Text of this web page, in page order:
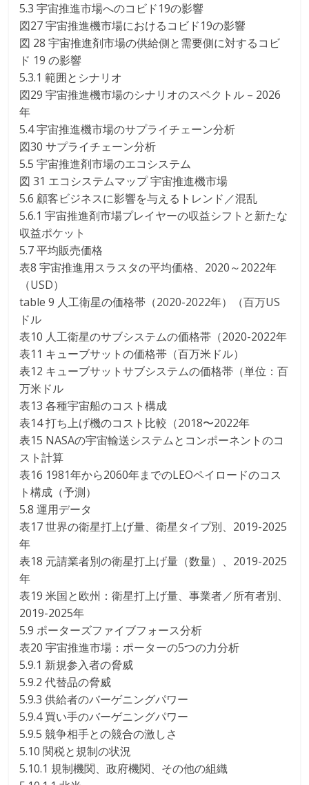
5.3 宇宙推進市場へのコビド19の影響
図27 宇宙推進機市場におけるコビド19の影響
図 28 宇宙推進剤市場の供給側と需要側に対するコビ
ド 19 の影響
5.3.1 範囲とシナリオ
図29 宇宙推進機市場のシナリオのスペクトル – 2026
年
5.4 宇宙推進機市場のサプライチェーン分析
図30 サプライチェーン分析
5.5 宇宙推進剤市場のエコシステム
図 31 エコシステムマップ 宇宙推進機市場
5.6 顧客ビジネスに影響を与えるトレンド／混乱
5.6.1 宇宙推進剤市場プレイヤーの収益シフトと新たな
収益ポケット
5.7 平均販売価格
表8 宇宙推進用スラスタの平均価格、2020～2022年
（USD）
table 9 人工衛星の価格帯（2020-2022年）（百万US
ドル
表10 人工衛星のサブシステムの価格帯（2020-2022年
表11 キューブサットの価格帯（百万米ドル）
表12 キューブサットサブシステムの価格帯（単位：百
万米ドル
表13 各種宇宙船のコスト構成
表14 打ち上げ機のコスト比較（2018〜2022年
表15 NASAの宇宙輸送システムとコンポーネントのコ
スト計算
表16 1981年から2060年までのLEOペイロードのコス
ト構成（予測）
5.8 運用データ
表17 世界の衛星打上げ量、衛星タイプ別、2019-2025
年
表18 元請業者別の衛星打上げ量（数量）、2019-2025
年
表19 米国と欧州：衛星打上げ量、事業者／所有者別、
2019-2025年
5.9 ポーターズファイブフォース分析
表20 宇宙推進市場：ポーターの5つの力分析
5.9.1 新規参入者の脅威
5.9.2 代替品の脅威
5.9.3 供給者のバーゲニングパワー
5.9.4 買い手のバーゲニングパワー
5.9.5 競争相手との競合の激しさ
5.10 関税と規制の状況
5.10.1 規制機関、政府機関、その他の組織